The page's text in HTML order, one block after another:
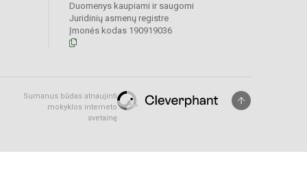
Duomenys kaupiami ir saugomi
Juridinių asmenų registre
Įmonės kodas 190919036
Sumanus būdas atnaujinti
mokyklos interneto
svetainę